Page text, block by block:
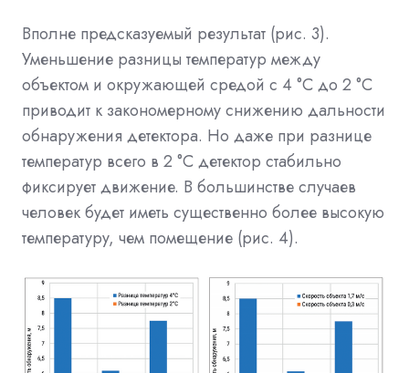
Вполне предсказуемый результат (рис. 3).
Уменьшение разницы температур между
объектом и окружающей средой с 4 °C до 2 °C
приводит к закономерному снижению дальности
обнаружения детектора. Но даже при разнице
температур всего в 2 °C детектор стабильно
фиксирует движение. В большинстве случаев
человек будет иметь существенно более высокую
температуру, чем помещение (рис. 4).